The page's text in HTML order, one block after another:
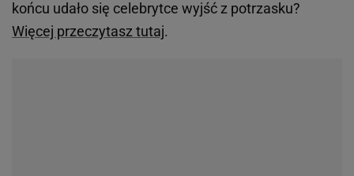
końcu udało się celebrytce wyjść z potrzasku?
Więcej przeczytasz tutaj.